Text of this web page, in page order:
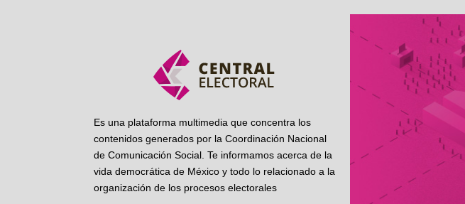
Es una plataforma multimedia que concentra los
contenidos generados por la Coordinación Nacional
de Comunicación Social. Te informamos acerca de la
vida democrática de México y todo lo relacionado a la
organización de los procesos electorales